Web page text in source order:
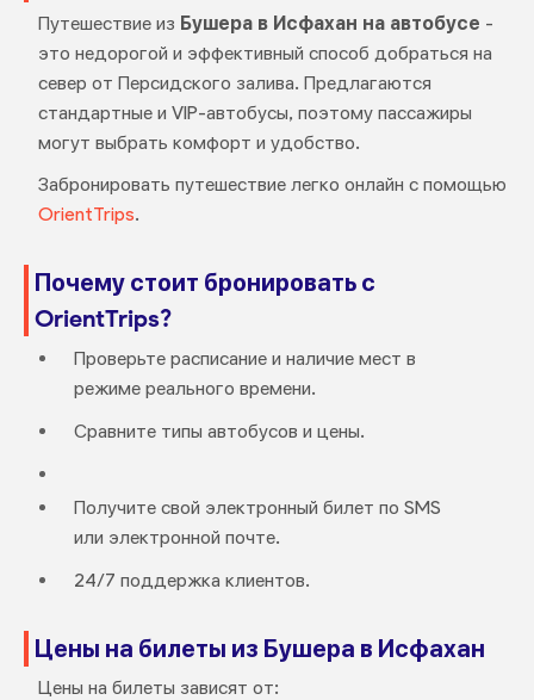
Путешествие из Бушера в Исфахан на автобусе -
это недорогой и эффективный способ добраться на
север от Персидского залива. Предлагаются
стандартные и VIP-автобусы, поэтому пассажиры
могут выбрать комфорт и удобство.
Забронировать путешествие легко онлайн с помощью
OrientTrips.
Почему стоит бронировать с
OrientTrips?
Проверьте расписание и наличие мест в
режиме реального времени.
Сравните типы автобусов и цены.
Получите свой электронный билет по SMS
или электронной почте.
24/7 поддержка клиентов.
Цены на билеты из Бушера в Исфахан
Цены на билеты зависят от: